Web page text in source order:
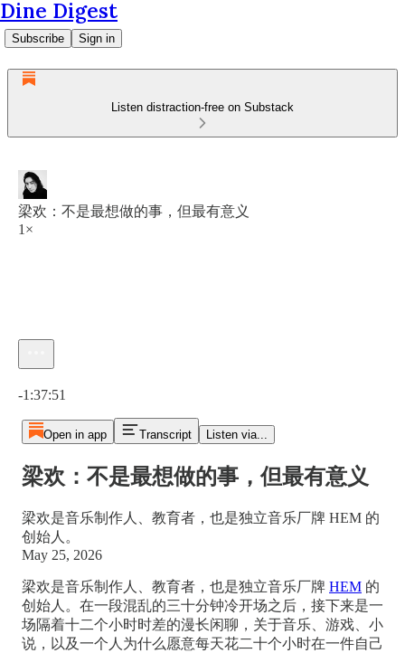
Dine Digest
Subscribe Sign in
Listen distraction-free on Substack
梁欢：不是最想做的事，但最有意义
1×
-1:37:51
Open in app Transcript Listen via...
梁欢：不是最想做的事，但最有意义
梁欢是音乐制作人、教育者，也是独立音乐厂牌 HEM 的
创始人。
May 25, 2026
梁欢是音乐制作人、教育者，也是独立音乐厂牌 HEM 的
创始人。在一段混乱的三十分钟冷开场之后，接下来是一
场隔着十二个小时时差的漫长闲聊，关于音乐、游戏、小
说，以及一个人为什么愿意每天花二十个小时在一件自己